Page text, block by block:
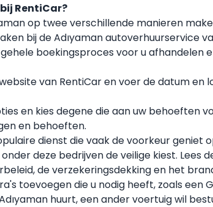
RentiCar?
op twee verschillende manieren
bij de Adıyaman autoverhuurservice
boekingsproces voor u
van RentiCar en voer de datum
en kies degene die aan uw behoeften
en behoeften.
dienst die vaak de voorkeur geniet
deze bedrijven de veilige kiest. Lees
de verzekeringsdekking en het
toevoegen die u nodig heeft, zoals
huurt, een ander voertuig wil